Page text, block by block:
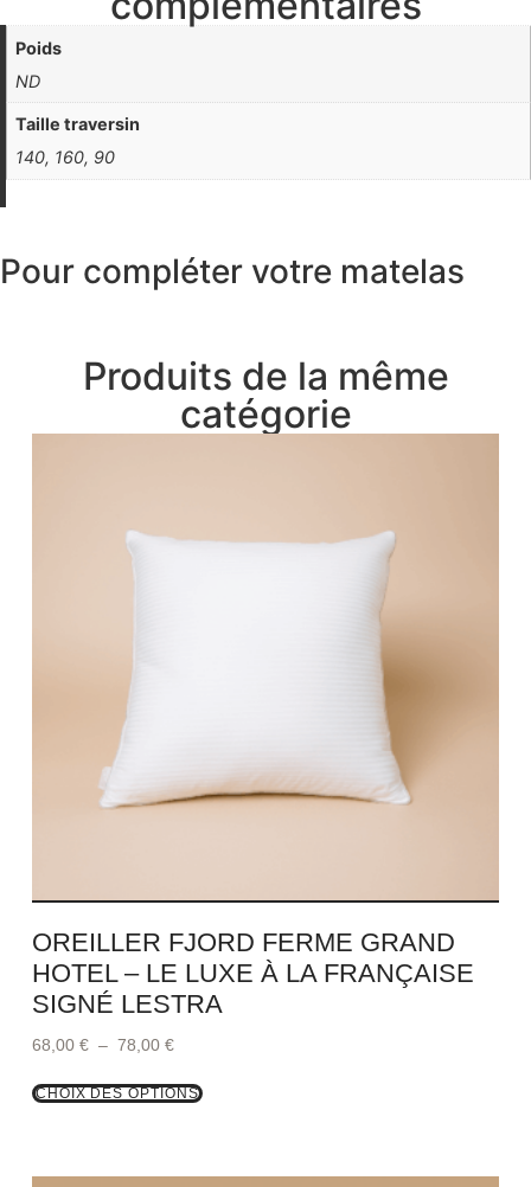
Poids
ND
Taille traversin
140, 160, 90
Pour compléter votre matelas
Produits de la même
catégorie
OREILLER FJORD FERME GRAND
HOTEL – LE LUXE À LA FRANÇAISE
SIGNÉ LESTRA
68,00 € – 78,00 €
CHOIX DES OPTIONS